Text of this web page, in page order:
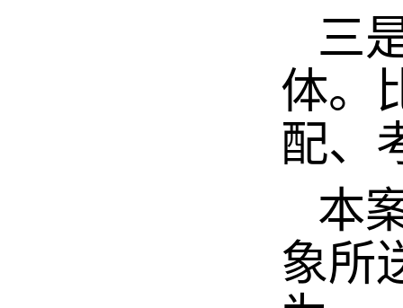
三
体。
配、
本
象所